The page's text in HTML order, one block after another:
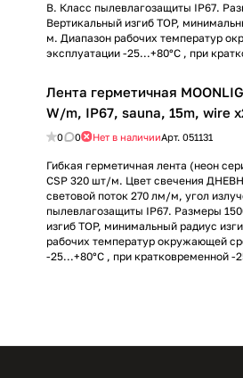
В. Класс пылевлагозащиты IP67.
Вертикальный изгиб TOP,
м. Диапазон рабочих температур
эксплуатации -25...+80°С , при
Лента герметичная
W/m, IP67, sauna, 15m, wire
0 0 Нет в наличииАрт. 051131
Гибкая герметичная лента (неон
CSP 320 шт/м. Цвет свечения
световой поток 270 лм/м, угол
пылевлагозащиты IP67. Размеры
изгиб TOP, минимальный радиус
рабочих температур окружающей
-25...+80°С , при кратковременной -